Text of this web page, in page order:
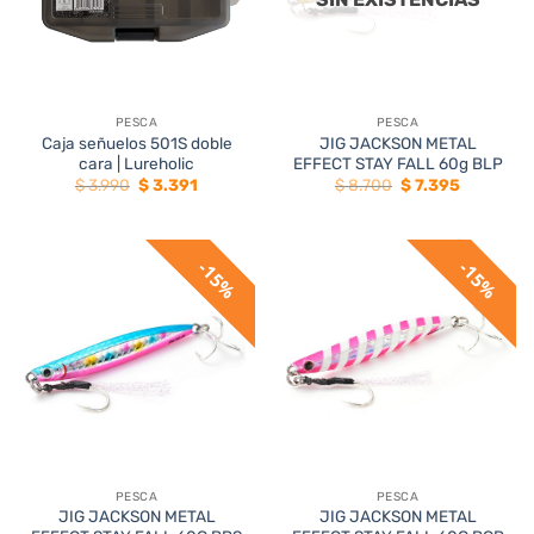
PESCA
Caja señuelos 501S doble
cara | Lureholic
$3.990 El
precio
$ 3.990.
$3.391
$ 3.391.
PESCA
JIG JACKSON METAL
EFFECT STAY FALL 60g BLP
$8.700 El
precio
$ 8.700.
$7.395El
$ 7.395.
15%
PESCA
JIG JACKSON METAL
15%
PESCA
JIG JACKSON METAL